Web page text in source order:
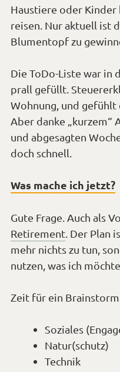
Haustiere oder Kinder
reisen. Nur aktuell ist
Blumentopf zu
Die ToDo-Liste war in
prall gefüllt.
Wohnung, und gefühlt
Aber danke „kurzem“
und abgesagten
doch schnell.
Was mache ich jetzt?
Gute Frage. Auch als
Retirement . Der Plan
mehr nichts zu tun,
nutzen, was ich möchte.
Zeit für ein
Soziales
Natur(schutz)
Technik